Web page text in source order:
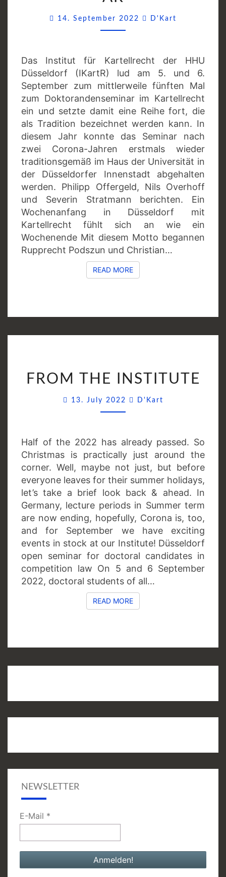
14. September 2022 D'Kart
Das Institut für Kartellrecht der HHU
Düsseldorf (IKartR) lud am 5. und 6.
September zum mittlerweile fünften Mal
zum Doktorandenseminar im Kartellrecht
ein und setzte damit eine Reihe fort, die
als Tradition bezeichnet werden kann. In
diesem Jahr konnte das Seminar nach
zwei Corona-Jahren erstmals wieder
traditionsgemäß im Haus der Universität in
der Düsseldorfer Innenstadt abgehalten
werden. Philipp Offergeld, Nils Overhoff
und Severin Stratmann berichten. Ein
Wochenanfang in Düsseldorf mit
Kartellrecht fühlt sich an wie ein
Wochenende Mit diesem Motto begannen
Rupprecht Podszun und Christian…
READ MOREREAD MORE
THE
FROM THE INSTITUTE
13. July 2022 D'Kart
Half of the 2022 has already passed. So
Christmas is practically just around the
corner. Well, maybe not just, but before
everyone leaves for their summer holidays,
let’s take a brief look back & ahead. In
Germany, lecture periods in Summer term
are now ending, hopefully, Corona is, too,
and for September we have exciting
events in stock at our Institute! Düsseldorf
open seminar for doctoral candidates in
competition law On 5 and 6 September
2022, doctoral students of all…
READ MOREREAD MORE
NEWSLETTER
E-Mail *